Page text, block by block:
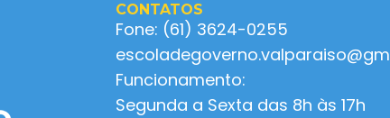
CONTATOS
Fone: (61) 3624-0255
Funcionamento:
Segunda a Sexta das 8h às 17h